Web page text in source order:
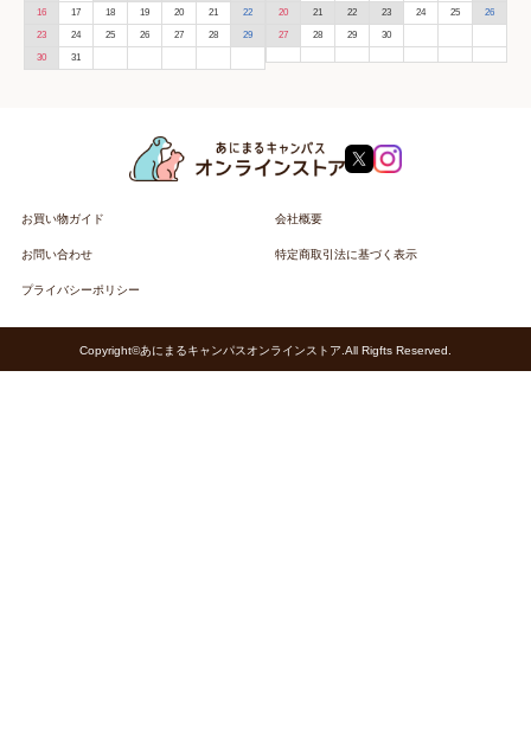
16 17 18 19 20 21 22
23 24 25 26 27 28 29
30 31
20 21 22 23 24 25 26
27 28 29 30
お買い物ガイド 会社概要
お問い合わせ 特定商取引法に基づく表示
プライバシーポリシー
Copyright©あにまるキャンパスオンラインストア.All Rigfts Reserved.